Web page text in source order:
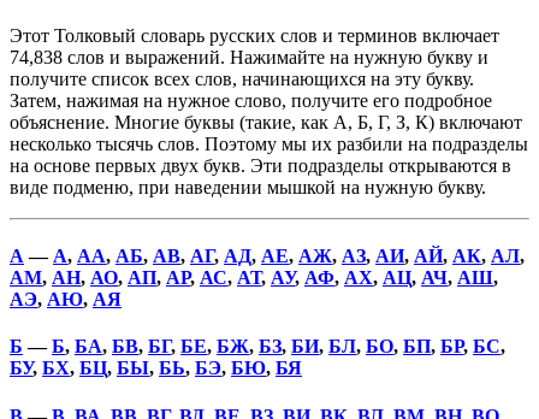
Этот Толковый словарь русских слов и терминов включает
74,838 слов и выражений. Нажимайте на нужную букву и
получите список всех слов, начинающихся на эту букву.
Затем, нажимая на нужное слово, получите его подробное
объяснение. Многие буквы (такие, как А, Б, Г, З, К) включают
несколько тысячь слов. Поэтому мы их разбили на подразделы
на основе первых двух букв. Эти подразделы открываются в
виде подменю, при наведении мышкой на нужную букву.
А — А, АА, АБ, АВ, АГ, АД, АЕ, АЖ, АЗ, АИ, АЙ, АК, АЛ,
АМ, АН, АО, АП, АР, АС, АТ, АУ, АФ, АХ, АЦ, АЧ, АШ,
АЭ, АЮ, АЯ
Б —Б, БА, БВ, БГ, БЕ, БЖ, БЗ, БИ, БЛ, БО, БП, БР, БС,
БУ, БХ, БЦ, БЫ, БЬ, БЭ, БЮ, БЯ